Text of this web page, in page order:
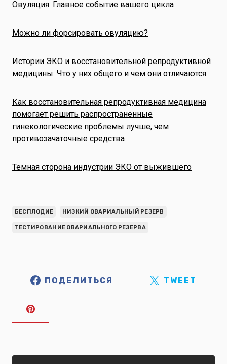
Овуляция: Главное событие вашего цикла
Можно ли форсировать овуляцию?
Истории ЭКО и восстановительной репродуктивной
медицины: Что у них общего и чем они отличаются
Как восстановительная репродуктивная медицина
помогает решить распространенные
гинекологические проблемы лучше, чем
противозачаточные средства
Темная сторона индустрии ЭКО от выжившего
БЕСПЛОДИЕ НИЗКИЙ ОВАРИАЛЬНЫЙ РЕЗЕРВ
ТЕСТИРОВАНИЕ ОВАРИАЛЬНОГО РЕЗЕРВА
ПОДЕЛИТЬСЯ TWEET